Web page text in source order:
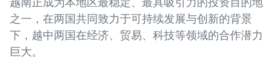
之一，在两国共同致力于可持续发展与创新的背景
下，越中两国在经济、贸易、科技等领域的合作潜力
巨大。